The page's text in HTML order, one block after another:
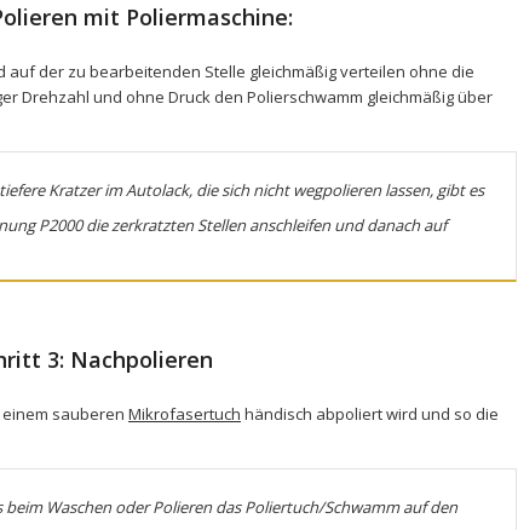
mit Poliermaschine:
der zu bearbeitenden Stelle gleichmäßig verteilen ohne die
Drehzahl und ohne Druck den Polierschwamm gleichmäßig über
Kratzer im Autolack, die sich nicht wegpolieren lassen, gibt es
P2000 die zerkratzten Stellen anschleifen und danach auf
3: Nachpolieren
sauberen Mikrofasertuch händisch abpoliert wird und so die
beim Waschen oder Polieren das Poliertuch/Schwamm auf den